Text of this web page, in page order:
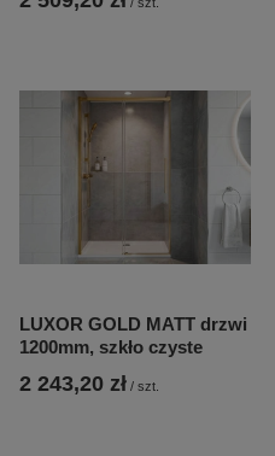
LUXOR GOLD MATT drzwi
1200mm, szkło czyste
2 243,20 zł / szt.